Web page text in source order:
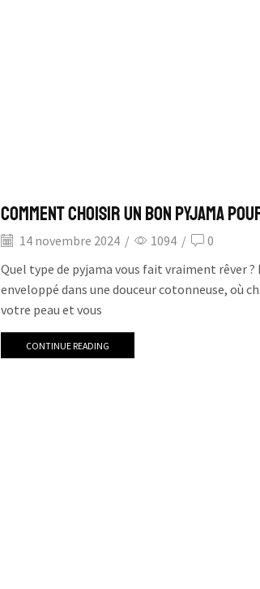
Comment choisir un bon pyjama
14 novembre 2024 / 1094 /
0
Quel type de pyjama vous fait vraiment rêver
enveloppé dans une douceur cotonneuse, où
votre peau et vous
CONTINUE READING